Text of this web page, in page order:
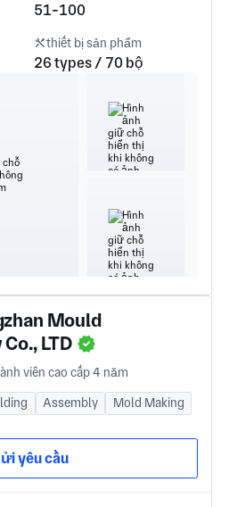
51-100
thiết bị sản phẩm
26 types / 70 bộ
Mould
LTD
viên cao cấp 4 năm
Assembly
Mold Making
yêu cầu